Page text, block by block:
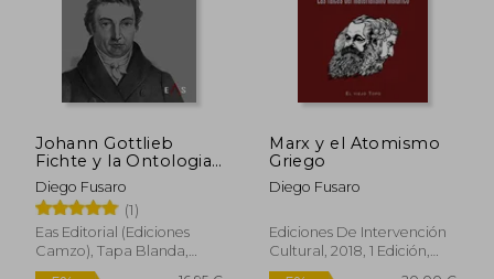
5%
dcto. 14,25 € dcto.
Johann Gottlieb
Fichte y la Ontologia
de la Praxis
Diego Fusaro
(1)
Eas Editorial (Ediciones
Camzo), Tapa Blanda,
Nuevo
Marx y el Atomismo
Griego
Diego Fusaro
Ediciones De Intervención
Cultural, 2018, 1 Edición,
Tapa Blanda, Nuevo